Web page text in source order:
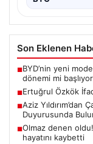
Son Eklenen
■BYD’nin yeni
dönemi mi
■Ertuğrul Özkök
■Aziz Yıldırım’dan
Duyurusunda
■Olmaz denen oldu!
hayatını kaybetti